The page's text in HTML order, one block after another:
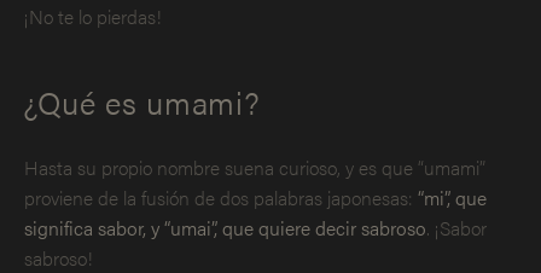
¡No te lo pierdas!
¿Qué es umami?
Hasta su propio nombre suena curioso, y es que “umami”
proviene de la fusión de dos palabras japonesas: “mi”, que
significa sabor, y “umai”, que quiere decir sabroso. ¡Sabor
sabroso!